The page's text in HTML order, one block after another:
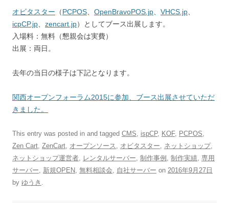
オビタスター （PCPOS、 OpenBravoPOS.jp、 VHCS.jp、
icpCP.jp、 zencart.jp）としてブース出展します。
入場料：無料（懇親会は実費）
出展：両日。
去年の当日の様子は下記となります。
関西オープンフォーラム2015に参加、ブース出展させていただ
きました。
This entry was posted in and tagged CMS, ispCP, KOF, PCPOS,
Zen Cart, ZenCart, オープンソース , オビタスター, ネットショップ,
ネットショップ運営者, レンタルサーバー, 制作事例 , 制作実績, 専用
サーバー, 新規OPEN, 無料相談会, 自社サーバー on 2016年9月27日
by ゆうき .